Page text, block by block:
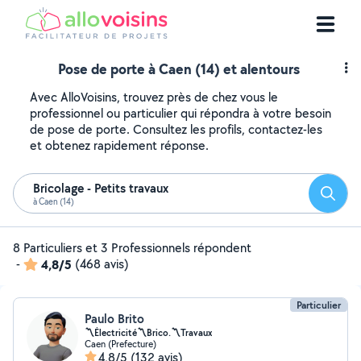
Pose de porte à Caen (14) et alentours
Avec AlloVoisins, trouvez près de chez vous le
professionnel ou particulier qui répondra à votre besoin
de pose de porte. Consultez les profils, contactez-les
et obtenez rapidement réponse.
Bricolage - Petits travaux
à Caen (14)
8 Particuliers et 3 Professionnels répondent
-
4,8/5 (468 avis)
Particulier
Paulo Brito
〽️Électricité〽️Brico.〽️Travaux
Caen (Prefecture)
4,8/5 (132 avis)